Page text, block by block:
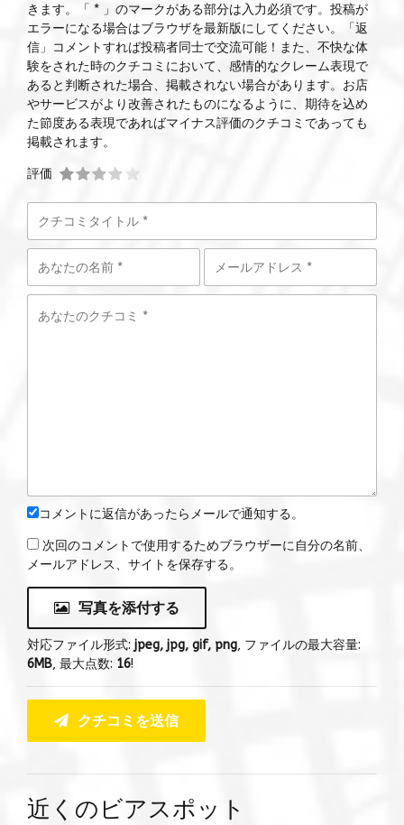
きます。「 * 」のマークがある部分は入力必須です。投稿が
エラーになる場合はブラウザを最新版にしてください。「返
信」コメントすれば投稿者同士で交流可能！また、不快な体
験をされた時のクチコミにおいて、感情的なクレーム表現で
あると判断された場合、掲載されない場合があります。お店
やサービスがより改善されたものになるように、期待を込め
た節度ある表現であればマイナス評価のクチコミであっても
掲載されます。
評価
コメントに返信があったらメールで通知する。
次回のコメントで使用するためブラウザーに自分の名前、
メールアドレス、サイトを保存する。
写真を添付する
対応ファイル形式: jpeg, jpg, gif, png, ファイルの最大容量:
6MB, 最大点数: 16!
クチコミを送信
近くのビアスポット